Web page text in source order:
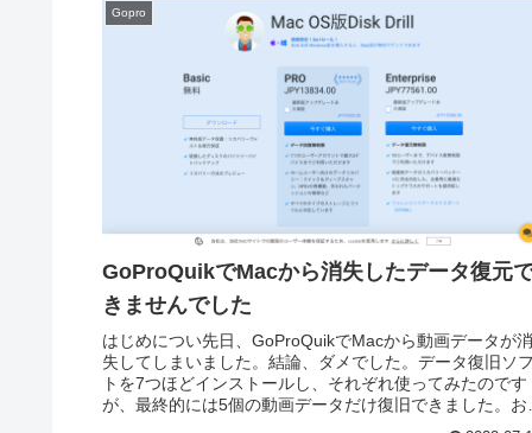
Gopro
GoProQuikでMacから消失したデータ復元
きませんでした
はじめについ先日、GoProQuikでMacから動画データが消
失してしまいました。結論、ダメでした。データ復旧ソフ
トを7つほどインストールし、それぞれ使ってみたのです
が、最終的には5個の動画データだけ復旧できました。お